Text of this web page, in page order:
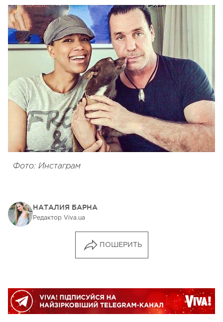
Фото: Инстаграм
НАТАЛИЯ БАРНА
Редактор Viva.ua
ПОШЕРИТЬ